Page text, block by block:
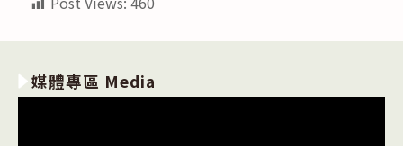
媒體專區 Media